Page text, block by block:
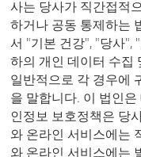
사는 당사가 직간접적
하거나 공동 통제하는
서 "기본 건강", "당사",
하의 개인 데이터 수집
일반적으로 각 경우에
을 말합니다. 이 법인
인정보 보호정책은 당
와 온라인 서비스에는
와 온라인 서비스에는